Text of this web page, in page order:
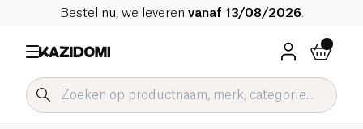
Bestel nu, we leveren vanaf 13/08/2026
Koolzuurhoudende Dranken Bio
Dranken Bio
Onze biologische catalogus
Home